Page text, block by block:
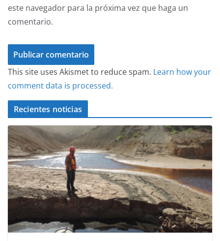
este navegador para la próxima vez que haga un
comentario.
This site uses Akismet to reduce spam. Learn how your
comment data is processed.
Recientes noticias